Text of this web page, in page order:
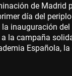
de
día del
inauguración
la campaña
Española,